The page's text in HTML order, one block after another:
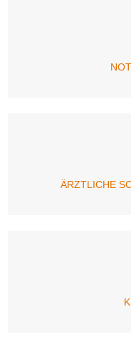
ÄRZTLICHE